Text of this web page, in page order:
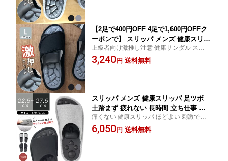
【2足で400円OFF 4足で1,600円OFFク
ーポンで】 スリッパ メンズ 健康スリッ
パ 足ツボ 土踏まず 疲れない 長時間 立
ち仕事 通気性 健康サンダル メンズ 大
上級者向け激推し注意 健康サンダル スリッ
パ Lサイズ 27cm 26cm 25cm メンズスリッ
パ 船見
3,240 円 送料無料
スリッパ メンズ 健康スリッパ 足ツボ
土踏まず 疲れない 長時間 立ち仕事 通
気性 健康サンダル 室内履き 大きめ 洗
える ドクターエア― ブラック 黒 グレ
痛くない 健康スリッパ ほどよい 刺激で毎
日履ける5つのサイズバリエーション Drエ
アー 健康スリッパ S M L LL XL
6,050 円 送料無料